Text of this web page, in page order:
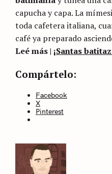
capucha y capa. La
toda cafetera italiana,
café ya preparado
Leé más | ¡Santas
CategoriesSin
Compártelo:
Facebook
X
Pinterest